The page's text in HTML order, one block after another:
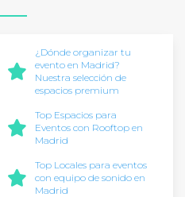
¿Dónde organizar tu
evento en Madrid?
Nuestra selección de
espacios premium
Top Espacios para
Eventos con Rooftop en
Madrid
Top Locales para eventos
con equipo de sonido en
Madrid